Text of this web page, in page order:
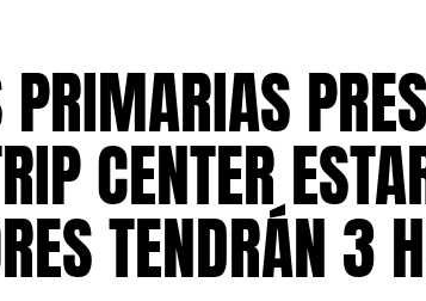
PRIMARIAS
CENTER
TENDRÁN 3